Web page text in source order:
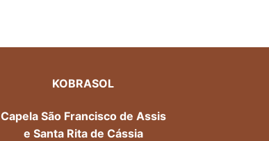
KOBRASOL
Capela São Francisco de Assis
e Santa Rita de Cássia